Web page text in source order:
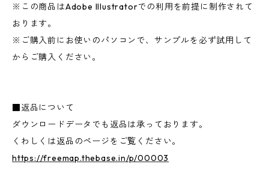
※この商品はAdobe Illustratorでの利用を前提に制作されて
おります。
※ご購入前にお使いのパソコンで、サンプルを必ず試用して
からご購入ください。
■返品について
ダウンロードデータでも返品は承っております。
くわしくは返品のページをご覧ください。
https://freemap.thebase.in/p/00003